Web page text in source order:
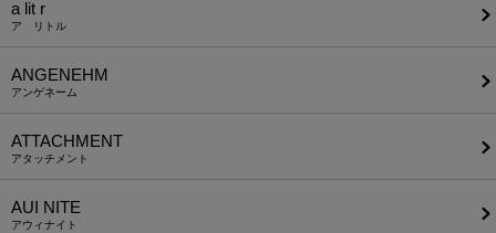
a lit r
ア リトル
ANGENEHM
アンゲネーム
ATTACHMENT
アタッチメント
AUI NITE
アウィナイト